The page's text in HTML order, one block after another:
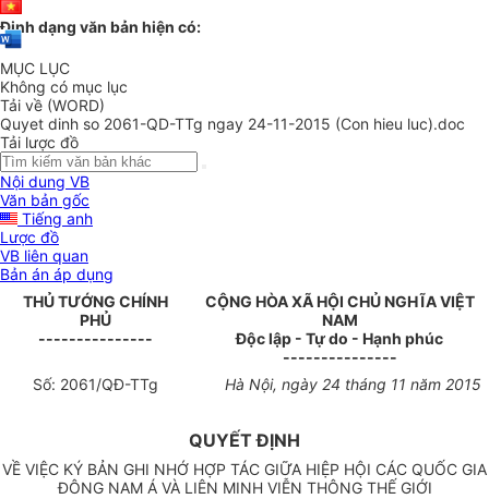
Định dạng văn bản hiện có:
MỤC LỤC
Không có mục lục
Tải về (WORD)
Quyet dinh so 2061-QD-TTg ngay 24-11-2015 (Con hieu luc).doc
Tải lược đồ
Nội dung VB
Văn bản gốc
Tiếng anh
Lược đồ
VB liên quan
Bản án áp dụng
THỦ TƯỚNG CHÍNH
PHỦ
---------------
CỘNG HÒA XÃ HỘI CHỦ NGHĨA VIỆT
NAM
Độc lập - Tự do - Hạnh phúc
---------------
Số: 2061/QĐ-TTg Hà Nội, ngày 24 tháng 11 năm 2015
QUYẾT ĐỊNH
VỀ VIỆC KÝ BẢN GHI NHỚ HỢP TÁC GIỮA HIỆP HỘI CÁC QUỐC GIA
ĐÔNG NAM Á VÀ LIÊN MINH VIỄN THÔNG THẾ GIỚI